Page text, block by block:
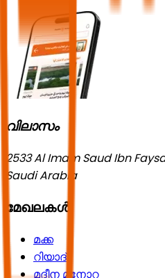
വിലാസം
2533 Al Imam Saud Ibn
Saudi Arabia
മേഖലകൾ
മക്ക
റിയാദ്
മദീന മനോറ